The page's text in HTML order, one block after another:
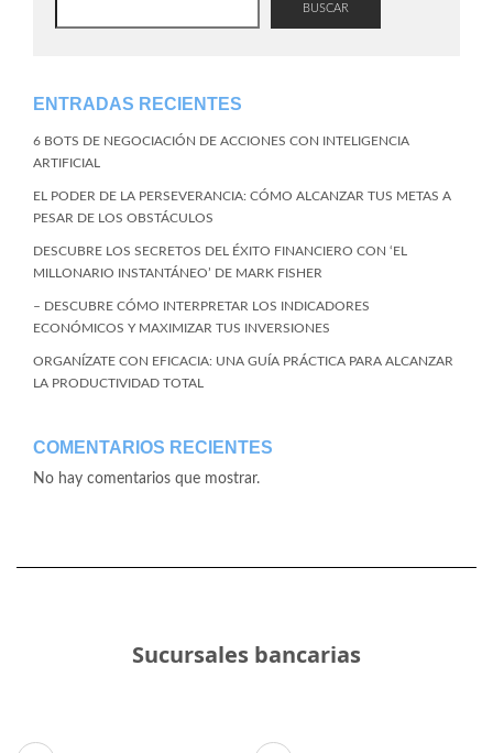
BUSCAR
ENTRADAS RECIENTES
6 BOTS DE NEGOCIACIÓN DE ACCIONES CON INTELIGENCIA
ARTIFICIAL
EL PODER DE LA PERSEVERANCIA: CÓMO ALCANZAR TUS METAS A
PESAR DE LOS OBSTÁCULOS
DESCUBRE LOS SECRETOS DEL ÉXITO FINANCIERO CON ‘EL
MILLONARIO INSTANTÁNEO’ DE MARK FISHER
– DESCUBRE CÓMO INTERPRETAR LOS INDICADORES
ECONÓMICOS Y MAXIMIZAR TUS INVERSIONES
ORGANÍZATE CON EFICACIA: UNA GUÍA PRÁCTICA PARA ALCANZAR
LA PRODUCTIVIDAD TOTAL
COMENTARIOS RECIENTES
No hay comentarios que mostrar.
Sucursales bancarias